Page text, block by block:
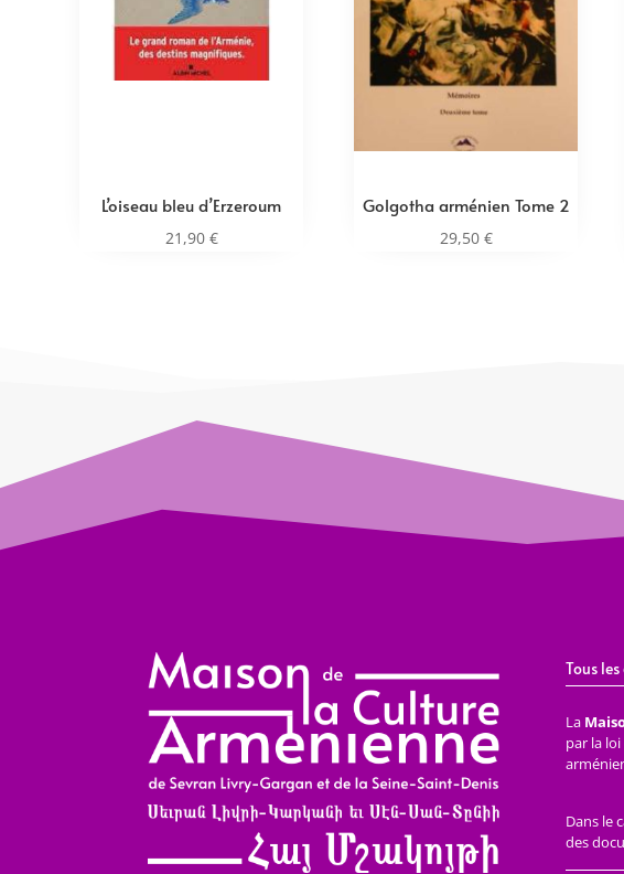
L’oiseau bleu d’Erzeroum
21,90 €
Golgotha arménien Tome 2
29,50 €
Tous
La
par la loi
Dans le
des